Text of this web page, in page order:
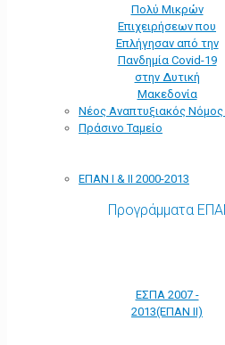
Πολύ Μικρών
Επιχειρήσεων που
Επλήγησαν από την
Πανδημία Covid-19
στην Δυτική
Μακεδονία
Νέος Αναπτυξιακός Νόμος
Πράσινο Ταμείο
ΕΠΑΝ Ι & ΙΙ 2000-2013
Προγράμματα
ΕΣΠΑ 2007 -
2013(ΕΠΑΝ ΙΙ)